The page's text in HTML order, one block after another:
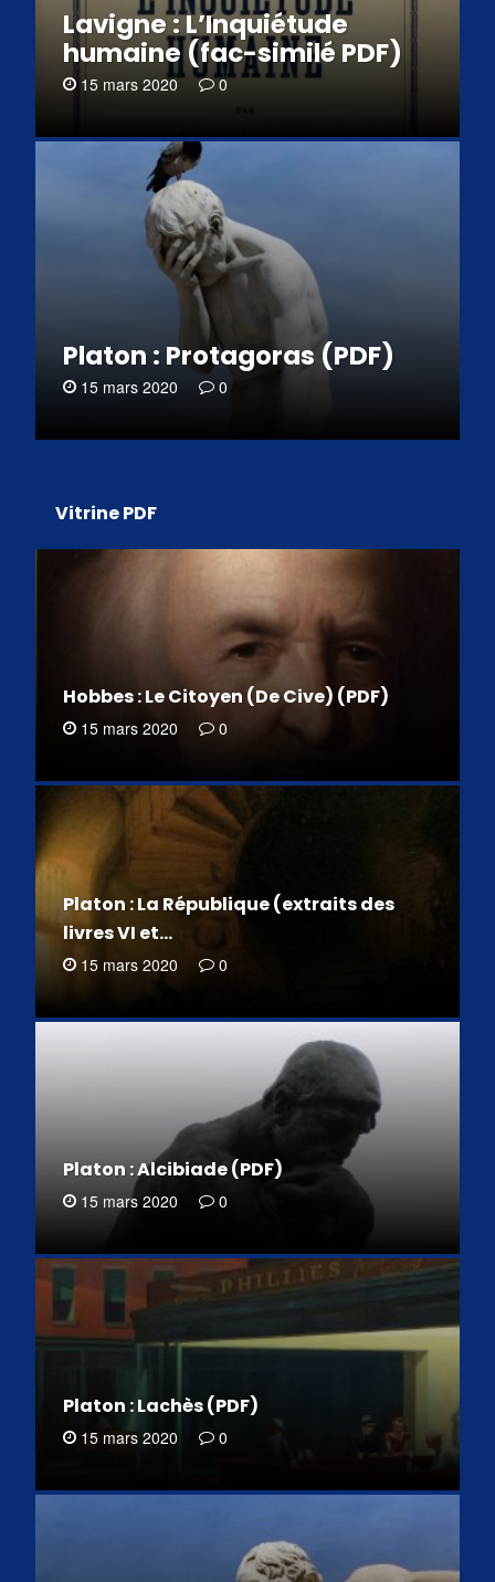
Lavigne : L’Inquiétude
humaine (fac-similé PDF)
15 mars 2020 0
Platon : Protagoras (PDF)
15 mars 2020 0
Vitrine PDF
Hobbes : Le Citoyen (De Cive) (PDF)
15 mars 2020 0
Platon : La République (extraits des
livres VI et…
15 mars 2020 0
Platon : Alcibiade (PDF)
15 mars 2020 0
Platon : Lachès (PDF)
15 mars 2020 0